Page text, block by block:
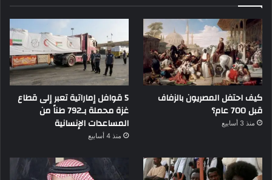
كيف احتفل المصريون بالزفاف
قبل 700 عام؟
منذ 3 أسابيع
5 قوافل إماراتية تعبر إلى قطاع
غزة محملة بـ792 طناً من
المساعدات الإنسانية
منذ 4 أسابيع